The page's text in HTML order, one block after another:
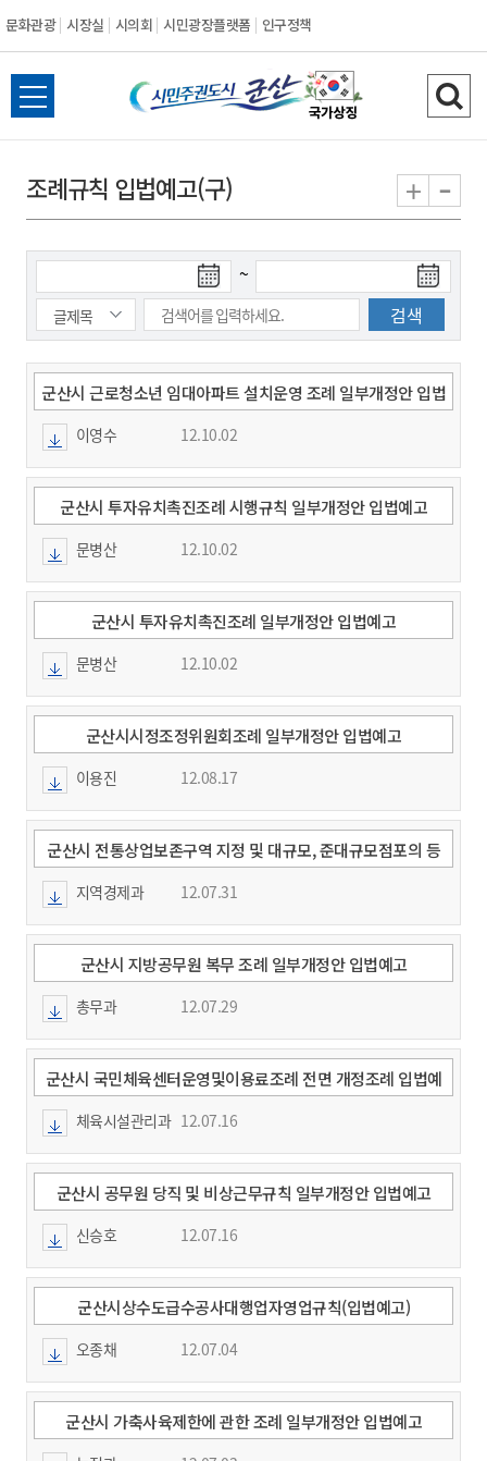
문화관광 시장실 시의회 시민광장플랫폼 인구정책
시
민
주
권
도
시
군
산
전
체
뉴
열
검
색
기
조례규칙 입법예고(구) + -
색
시
일
~
색
종
일
군산시 근로청소년 임대아파트 설치운영 조례 일부개정안 입법
예고
이영수 12.10.02
군산시 투자유치촉진조례 시행규칙 일부개정안 입법예고
문병산 12.10.02
군산시 투자유치촉진조례 일부개정안 입법예고
문병산 12.10.02
군산시시정조정위원회조례 일부개정안 입법예고
이용진 12.08.17
군산시 전통상업보존구역 지정 및 대규모, 준대규모점포의 등
록제한 등에 관한 조례 개정조례안 입법예고
지역경제과 12.07.31
군산시 지방공무원 복무 조례 일부개정안 입법예고
총무과 12.07.29
군산시 국민체육센터운영및이용료조례 전면 개정조례 입법예
고
체육시설관리과 12.07.16
군산시 공무원 당직 및 비상근무규칙 일부개정안 입법예고
신승호 12.07.16
군산시상수도급수공사대행업자영업규칙(입법예고)
오종채 12.07.04
군산시 가축사육제한에 관한 조례 일부개정안 입법예고